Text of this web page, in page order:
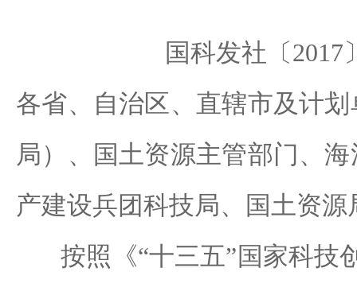
国科发社〔2017
各省、自治区、直辖市及计
局）、国土资源主管部门、
产建设兵团科技局、国土资
按照《“十三五”国家科技